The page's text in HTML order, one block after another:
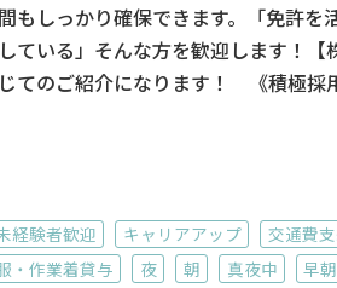
もしっかり確保できます。「免許を
ている」そんな方を歓迎します！
てのご紹介になります！ 《積極採
経験者歓迎 キャリアアップ 交通費
・作業着貸与 夜 朝 真夜中 早朝